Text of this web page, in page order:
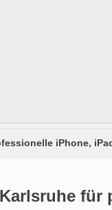
iPhone,